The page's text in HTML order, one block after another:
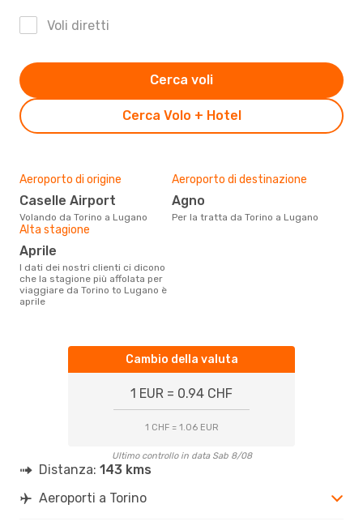
Voli diretti
Cerca Volo + Hotel
Cerca voli
Aeroporto di origine
Caselle Airport
Volando da Torino a Lugano
Aeroporto di destinazione
Agno
Per la tratta da Torino a Lugano
Alta stagione
aprile
I dati dei nostri clienti ci dicono
che la stagione più affolata per
viaggiare da Torino to Lugano è
aprile
Cambio della valuta
1 EUR = 0.94 CHF
1 CHF = 1.06 EUR
Ultimo controllo in data Sab 8/08
Distanza: 143 kms
Aeroporti a Torino